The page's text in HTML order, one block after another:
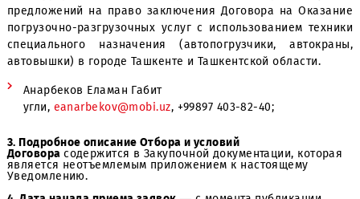
1. Общество с ограниченной ответственностью
MOBILE SYSTEMS» юридический адрес: 100000, г.
А. Темура, 24 объявляет о проведении Отбора
предложений на право заключения Договора на
погрузочно-разгрузочных услуг с использованием
специального назначения (автопогрузчики,
автовышки) в городе Ташкенте и Ташкентской области.
Анарбеков Еламан Габит
угли, eanarbekov@mobi.uz, +99897 403-82-40;